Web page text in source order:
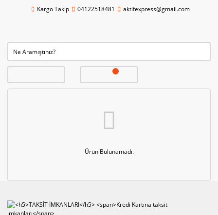
Kargo Takip 04122518481 aktifexpress@gmail.com
Ürün Bulunamadı.